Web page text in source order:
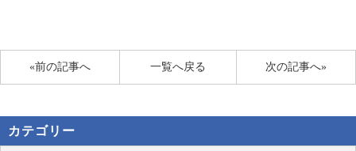
«前の記事へ 次の記事へ»
一覧へ戻る
カテゴリー